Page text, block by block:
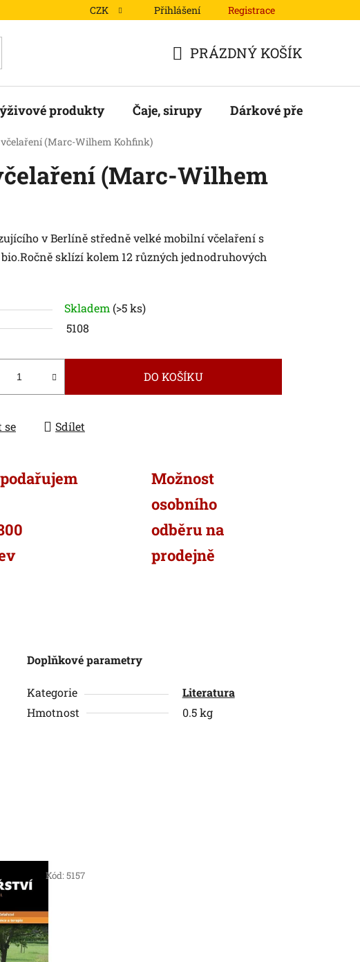
Podmínky ochrany osobních údajů Mapa serveru
CZK Přihlášení Registrace
KOŠÍK
PRÁZDNÝ KOŠÍK
produkty Čaje, sirupy Dárkové předměty
(Marc-Wilhem Kohfink)
(Marc-Wilhem
v Berlíně středně velké mobilní včelaření s
sklízí kolem 12 různých jednodruhových
Skladem (>5 ks)
5108
DO KOŠÍKU
se Sdílet
Možnost
osobního
odběru na
prodejně
Doplňkové parametry
Kategorie
Literatura
Hmotnost
0.5 kg
Kód:5157